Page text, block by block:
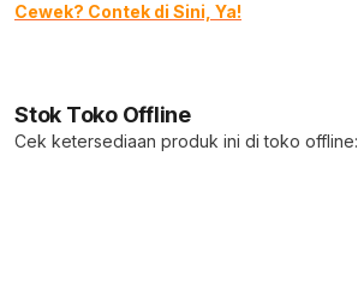
Cewek? Contek di Sini, Ya!
Stok Toko Offline
Cek ketersediaan produk ini di toko offline: